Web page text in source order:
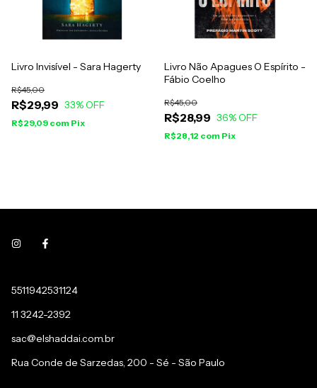
Livro Invisível - Sara Hagerty
R$29,99
R$45,00
33% OFF
R$29,09 com Pix
Livro Não Apagues O Espírito -
Fábio Coelho
R$28,99
R$45,00
36% OFF
R$28,12 com Pix
5511942531124
11 3242-2392
sac@elshaddai.com.br
Rua Conde de Sarzedas, 200 - Sé - São Paulo